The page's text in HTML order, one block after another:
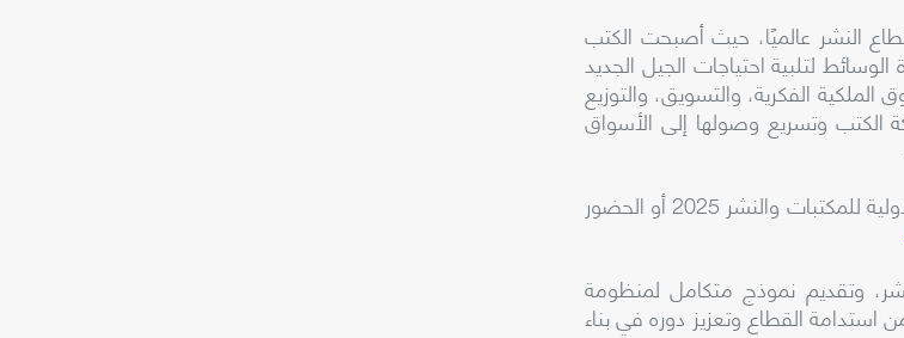
النشر عالميًا، حيث أصبحت الكتب
لتلبية احتياجات الجيل الجديد
الملكية الفكرية، والتسويق، والتوزيع
الكتب وتسريع وصولها إلى الأسواق
للمكتبات والنشر 2025أو الحضور
وتقديم نموذج متكامل لمنظومة
استدامة القطاع وتعزيز دوره في بناء